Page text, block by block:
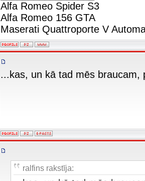
Alfa Romeo Spider S3
Alfa Romeo 156 GTA
Maserati Quattroporte V
...kas, un kā tad mēs braucam,
ralfins rakstīja: